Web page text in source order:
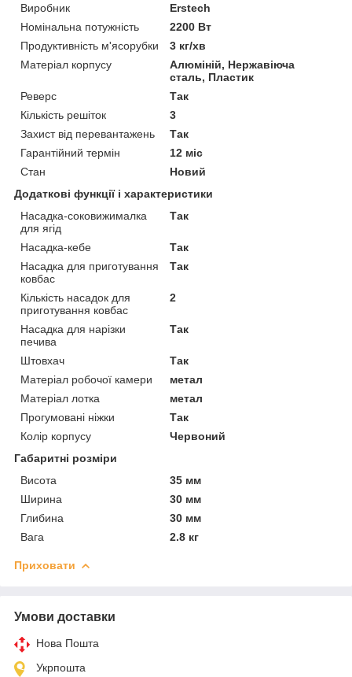
Виробник
Erstech
Номінальна потужність
2200 Вт
Продуктивність м'ясорубки
3 кг/хв
Матеріал корпусу
Алюміній, Нержавіюча
сталь, Пластик
Реверс
Так
Кількість решіток
3
Захист від перевантажень
Так
Гарантійний термін
12 міс
Стан
Новий
Додаткові функції і характеристики
Насадка-соковижималка
для ягід
Так
Насадка-кебе
Так
Насадка для приготування
ковбас
Так
Кількість насадок для
приготування ковбас
2
Насадка для нарізки
печива
Так
Штовхач
Так
Матеріал робочої камери
метал
Матеріал лотка
метал
Прогумовані ніжки
Так
Колір корпусу
Червоний
Габаритні розміри
Висота
35 мм
Ширина
30 мм
Глибина
30 мм
Вага
2.8 кг
Приховати
Умови доставки
Нова Пошта
Укрпошта